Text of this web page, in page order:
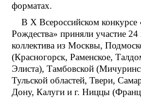
форматах.
В X Всероссийском
Рождества» приняли участие
коллектива из Москвы,
(Красногорск, Раменское,
Элиста), Тамбовской
Тульской областей, Твери,
Дону, Калуги и г. Ниццы